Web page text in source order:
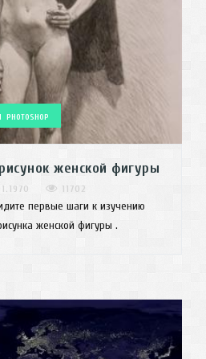
PHOTOSHOP
женской фигуры
11702
первые шаги к изучению
женской фигуры .